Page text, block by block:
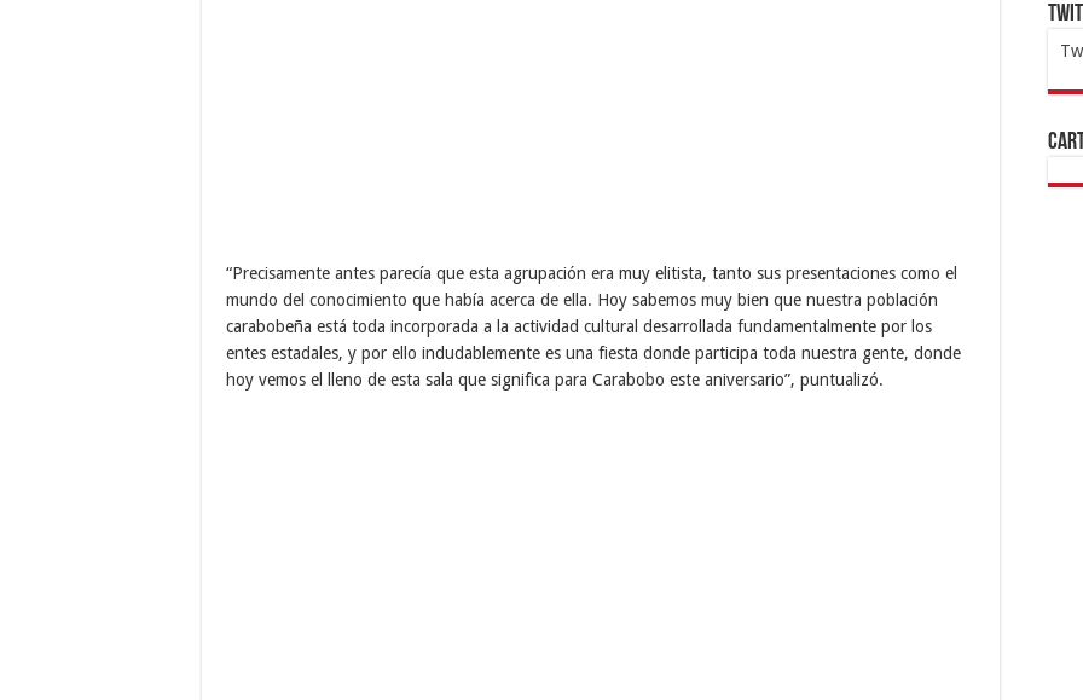
“Precisamente antes parecía que esta agrupación era muy elitista, tanto sus presentaciones como el
mundo del conocimiento que había acerca de ella. Hoy sabemos muy bien que nuestra población
carabobeña está toda incorporada a la actividad cultural desarrollada fundamentalmente por los
entes estadales, y por ello indudablemente es una fiesta donde participa toda nuestra gente, donde
hoy vemos el lleno de esta sala que significa para Carabobo este aniversario”, puntualizó.